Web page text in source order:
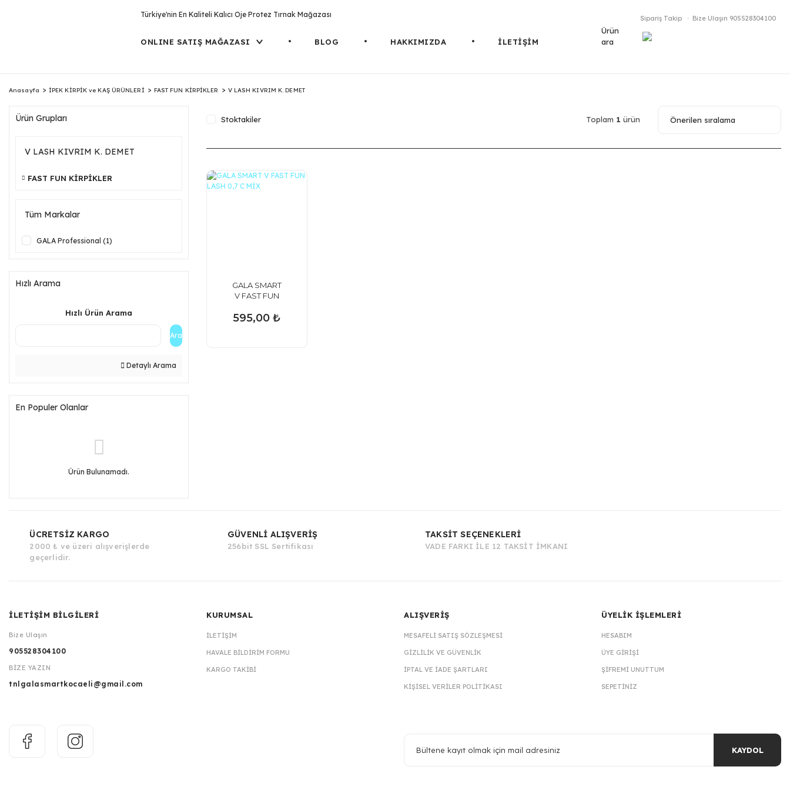
Türkiye'nin En Kaliteli Kalıcı Oje Protez Tırnak Mağazası
ONLINE SATIŞ MAĞAZASI BLOG HAKKIMIZDA İLETİŞİM
Sipariş Takip Bize Ulaşın 905528304100
Ürün
ara
Anasayfa İPEK KİRPİK ve KAŞ ÜRÜNLERİ FAST FUN KİRPİKLER V LASH KIVRIM K. DEMET
Ürün Grupları
V LASH KIVRIM K. DEMET
FAST FUN KİRPİKLER
Tüm Markalar
GALA Professional (1)
Hızlı Arama
Hızlı Ürün Arama
Ara
Detaylı Arama
En Populer Olanlar
Ürün Bulunamadı.
Stoktakiler Toplam 1 ürün
GALA SMART
V FAST FUN
MİX
595,00 ₺
ÜCRETSİZ KARGO
2000 ₺ ve üzeri alışverişlerde
geçerlidir.
GÜVENLİ ALIŞVERİŞ
256bit SSL Sertifikası
TAKSİT SEÇENEKLERİ
VADE FARKI İLE 12 TAKSİT İMKANI
İLETİŞİM BİLGİLERİ
Bize Ulaşın
905528304100
BİZE YAZIN
tnlgalasmartkocaeli@gmail.com
KURUMSAL
İLETIŞIM
HAVALE BILDIRIM FORMU
KARGO TAKIBI
ALIŞVERİŞ
MESAFELI SATIŞ SÖZLEŞMESI
GIZLILIK VE GÜVENLIK
İPTAL VE İADE ŞARTLARI
KIŞISEL VERILER POLITIKASI
ÜYELİK İŞLEMLERİ
HESABIM
ÜYE GIRIŞI
ŞIFREMI UNUTTUM
SEPETINIZ
KAYDOL